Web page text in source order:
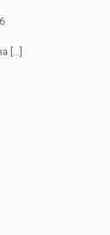
[…]